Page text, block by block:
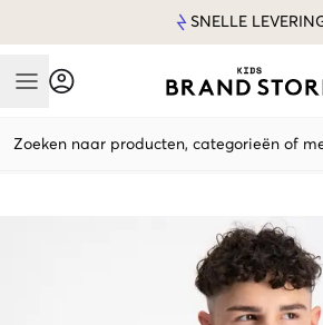
SNELLE
Mobile Menu
Zoeken naar producten, categorieën of